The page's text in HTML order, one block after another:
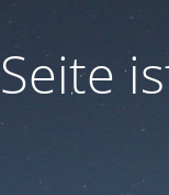
Seite